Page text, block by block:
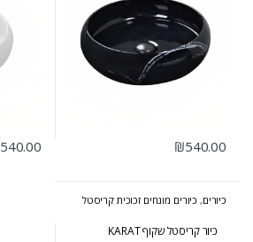
₪540.00
540.00
כיורים, כיורים מונחים זכוכית קריסטל
כיור קריסטל שקוף KARAT